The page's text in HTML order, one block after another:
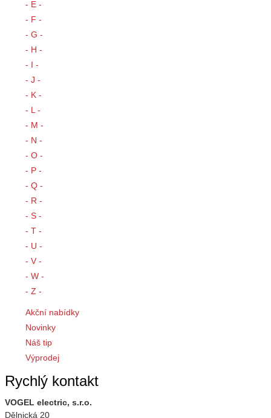
- E -
- F -
- G -
- H -
- I -
- J -
- K -
- L -
- M -
- N -
- O -
- P -
- Q -
- R -
- S -
- T -
- U -
- V -
- W -
- Z -
Akční nabídky
Novinky
Náš tip
Výprodej
Rychlý kontakt
VOGEL electric, s.r.o.
Dělnická 20